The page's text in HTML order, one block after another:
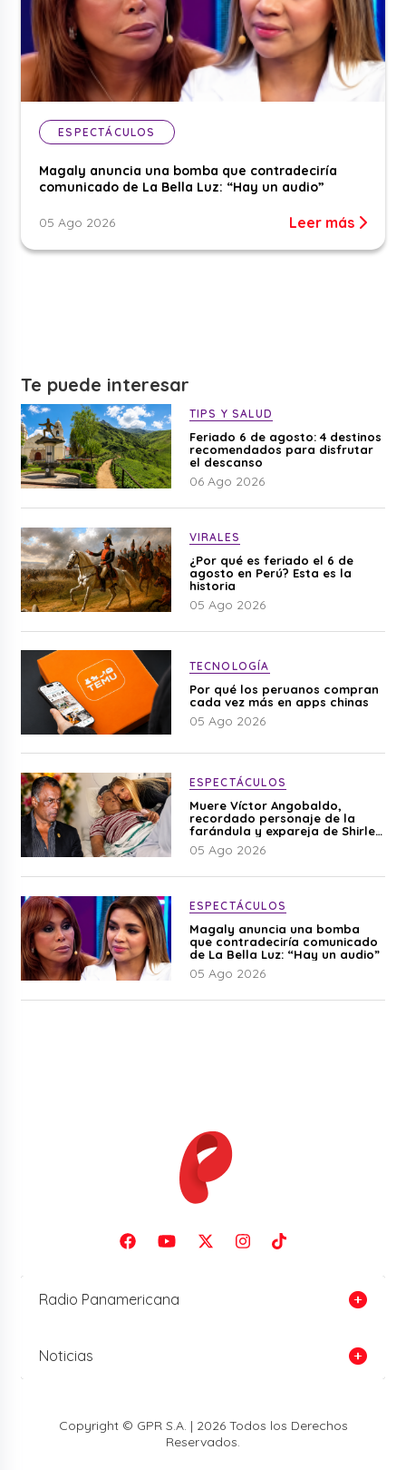
ESPECTÁCULOS
Magaly anuncia una bomba que contradeciría
comunicado de La Bella Luz: “Hay un audio”
05 Ago 2026 Leer más
Te puede interesar
TIPS Y SALUD
Feriado 6 de agosto: 4 destinos
recomendados para disfrutar
el descanso
06 Ago 2026
VIRALES
¿Por qué es feriado el 6 de
agosto en Perú? Esta es la
historia
05 Ago 2026
TECNOLOGÍA
Por qué los peruanos compran
cada vez más en apps chinas
05 Ago 2026
ESPECTÁCULOS
Muere Víctor Angobaldo,
recordado personaje de la
farándula y expareja de Shirley
Cherres
05 Ago 2026
ESPECTÁCULOS
Magaly anuncia una bomba
que contradeciría comunicado
de La Bella Luz: “Hay un audio”
05 Ago 2026
Radio Panamericana
Noticias
Copyright © GPR S.A. | 2026 Todos los Derechos
Reservados.